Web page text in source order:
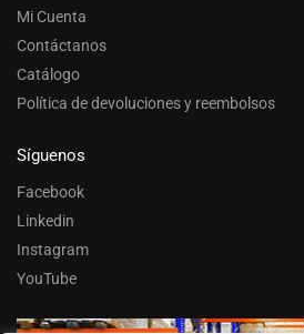
Mi Cuenta
Contáctanos
Catálogo
Política de devoluciones y reembolsos
Síguenos
Facebook
Linkedin
Instagram
YouTube